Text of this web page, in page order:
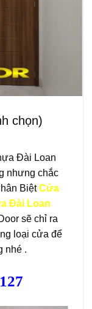
chọn)
Đài Loan
nhưng chắc
BiệtCửa
Đài Loan
sẽ chỉ ra
loại cửa để
nhé .